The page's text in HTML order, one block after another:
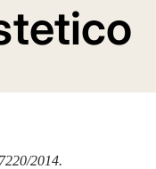
2014.